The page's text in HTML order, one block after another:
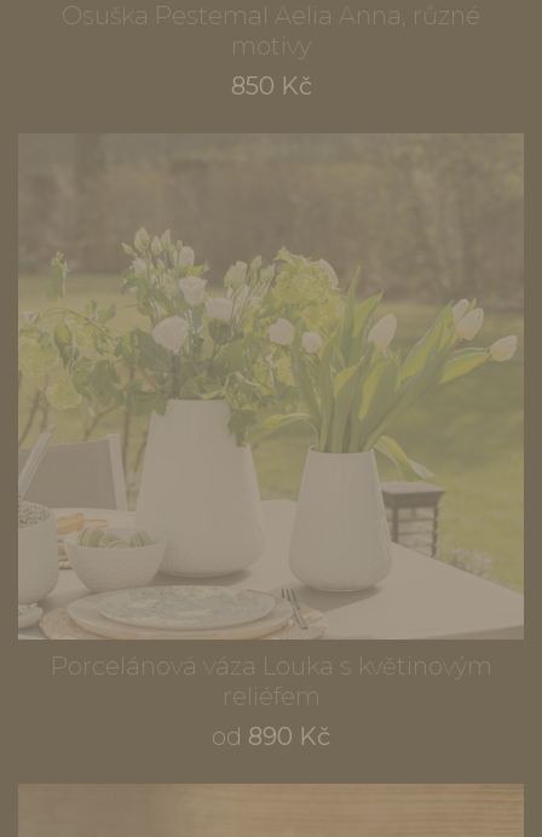
Osuška Pestemal Aelia Anna, různé
motivy
850 Kč
Porcelánová váza Louka s květinovým
reliéfem
od 890 Kč